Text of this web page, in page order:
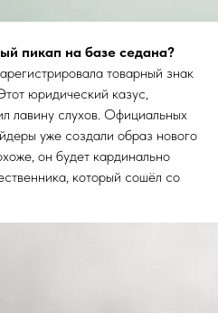
пикап на базе седана?
товарный знак
юридический казус,
лавину слухов. Официальных
уже создали образ нового
он будет кардинально
который сошёл со